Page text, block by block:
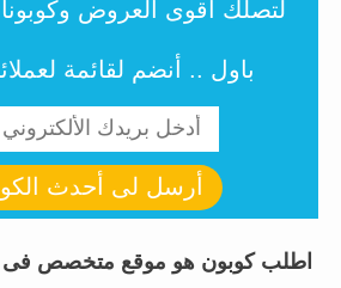
لتصلك أقوى العروض
باول .. أنضم لقائمة
أرسل لى أحدث
اطلب كوبون هو موقع متخصص فى